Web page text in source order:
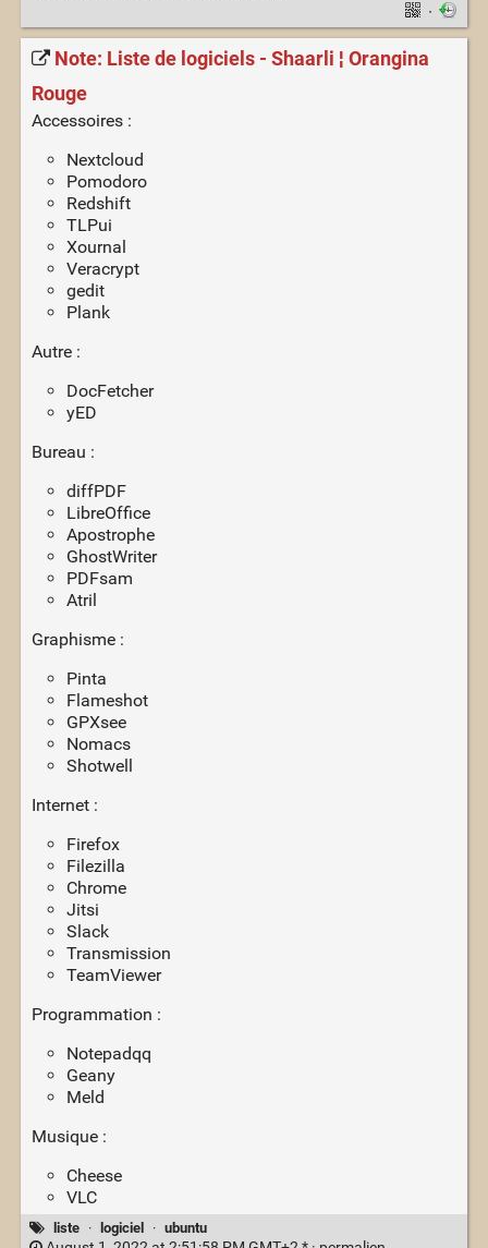
·
Note: Liste de logiciels - Shaarli ¦ Orangina
Rouge
Accessoires :
Nextcloud
Pomodoro
Redshift
TLPui
Xournal
Veracrypt
gedit
Plank
Autre :
DocFetcher
yED
Bureau :
diffPDF
LibreOffice
Apostrophe
GhostWriter
PDFsam
Atril
Graphisme :
Pinta
Flameshot
GPXsee
Nomacs
Shotwell
Internet :
Firefox
Filezilla
Chrome
Jitsi
Slack
Transmission
TeamViewer
Programmation :
Notepadqq
Geany
Meld
Musique :
Cheese
VLC
liste · logiciel · ubuntu